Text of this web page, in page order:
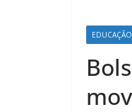
EDUCAÇÃO